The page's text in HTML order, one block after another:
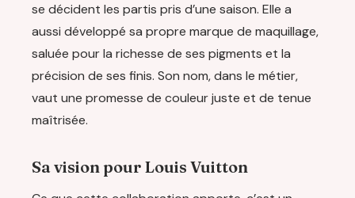
se décident les partis pris d’une saison. Elle a
aussi développé sa propre marque de maquillage,
saluée pour la richesse de ses pigments et la
précision de ses finis. Son nom, dans le métier,
vaut une promesse de couleur juste et de tenue
maîtrisée.
Sa vision pour Louis Vuitton